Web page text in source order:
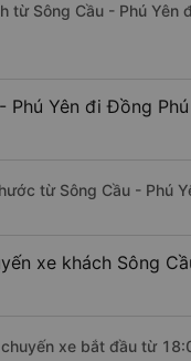
từ Sông Cầu - Phú Yên
Phú Yên đi Đồng
từ Sông Cầu - Phú
xe khách Sông
xe bắt đầu từ